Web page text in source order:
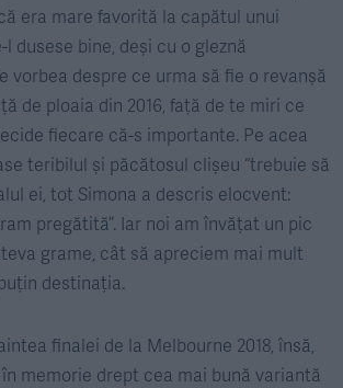
era mare favorită la capătul unui
dusese bine, deși cu o gleznă
vorbea despre ce urma să fie o revanșă
de ploaia din 2016, față de te miri ce
fiecare că-s importante. Pe acea
teribilul și păcătosul clișeu “trebuie să
ei, tot Simona a descris elocvent:
pregătită”. Iar noi am învățat un pic
grame, cât să apreciem mai mult
destinația.
finalei de la Melbourne 2018, însă,
memorie drept cea mai bună variantă